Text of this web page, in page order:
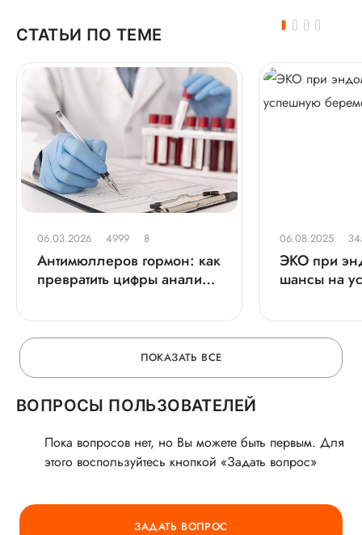
СТАТЬИ ПО ТЕМЕ
06.03.2026 4999 8
Антимюллеров гормон: как
превратить цифры анализа
06.08.2025
ЭКО при
шансы на
ПОКАЗАТЬ ВСЕ
ВОПРОСЫ ПОЛЬЗОВАТЕЛЕЙ
Пока вопросов нет, но Вы можете быть первым. Для
этого воспользуйтесь кнопкой «Задать вопрос»
ЗАДАТЬ ВОПРОС